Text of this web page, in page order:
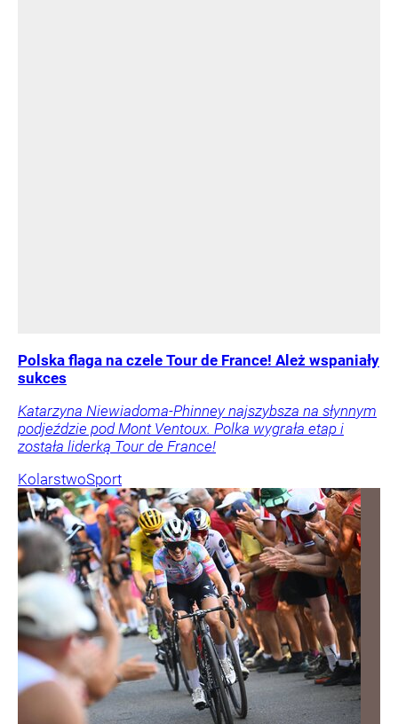
Polska flaga na czele Tour de France! Ależ wspaniały
sukces
Katarzyna Niewiadoma-Phinney najszybsza na słynnym
podjeździe pod Mont Ventoux. Polka wygrała etap i
została liderką Tour de France!
KolarstwoSport